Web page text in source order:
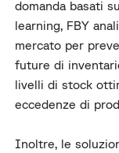
domanda basati
learning, FBY
mercato per
future di
livelli di stock
eccedenze di
Inoltre, le